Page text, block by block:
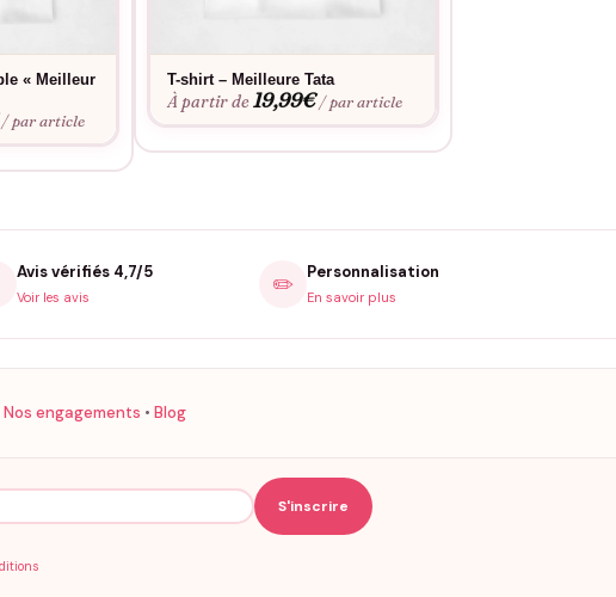
« Meilleur
/ par article
T-shirt – Meilleure Tata
À partir de19,99€ / par article
Avis vérifiés 4,7/5
Voir les avis ✏️ Personnalisation
En savoir plus
Nos engagements • Blog